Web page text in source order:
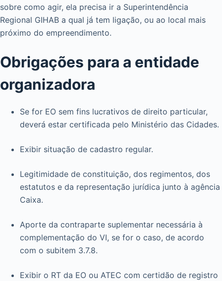
sobre como agir, ela precisa ir a Superintendência
Regional GIHAB a qual já tem ligação, ou ao local mais
próximo do empreendimento.
Obrigações para a entidade
organizadora
Se for EO sem fins lucrativos de direito particular,
deverá estar certificada pelo Ministério das Cidades.
Exibir situação de cadastro regular.
Legitimidade de constituição, dos regimentos, dos
estatutos e da representação jurídica junto à agência
Caixa.
Aporte da contraparte suplementar necessária à
complementação do VI, se for o caso, de acordo
com o subitem 3.7.8.
Exibir o RT da EO ou ATEC com certidão de registro